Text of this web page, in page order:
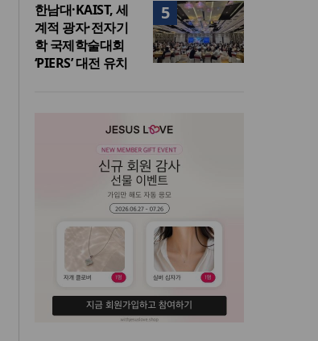
5
한남대·KAIST, 세
계적 광자·전자기
학 국제학술대회
‘PIERS’ 대전 유치